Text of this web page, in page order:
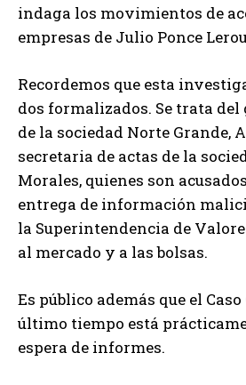
indaga los movimientos de
empresas de Julio Ponce
Recordemos que esta
dos formalizados. Se trata del
de la sociedad Norte Grande,
secretaria de actas de la
Morales, quienes son
entrega de información
la Superintendencia de
al mercado y a las bolsas.
Es público además que el
último tiempo está
espera de informes.